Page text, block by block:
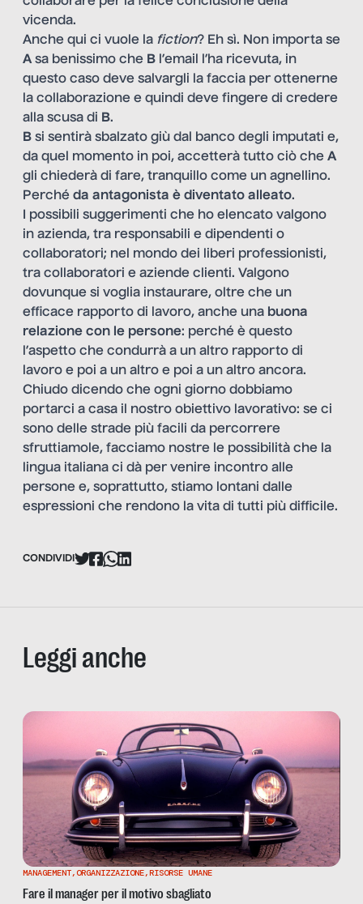
vicenda.
Anche qui ci vuole la fiction? Eh sì. Non importa se
A sa benissimo che B l’email l’ha ricevuta, in
questo caso deve salvargli la faccia per ottenerne
la collaborazione e quindi deve fingere di credere
alla scusa di B.
B si sentirà sbalzato giù dal banco degli imputati e,
da quel momento in poi, accetterà tutto ciò che A
gli chiederà di fare, tranquillo come un agnellino.
Perché da antagonista è diventato alleato.
I possibili suggerimenti che ho elencato valgono
in azienda, tra responsabili e dipendenti o
collaboratori; nel mondo dei liberi professionisti,
tra collaboratori e aziende clienti. Valgono
dovunque si voglia instaurare, oltre che un
efficace rapporto di lavoro, anche una buona
relazione con le persone: perché è questo
l’aspetto che condurrà a un altro rapporto di
lavoro e poi a un altro e poi a un altro ancora.
Chiudo dicendo che ogni giorno dobbiamo
portarci a casa il nostro obiettivo lavorativo: se ci
sono delle strade più facili da percorrere
sfruttiamole, facciamo nostre le possibilità che la
lingua italiana ci dà per venire incontro alle
persone e, soprattutto, stiamo lontani dalle
espressioni che rendono la vita di tutti più difficile.
CONDIVIDI
Leggi anche
MANAGEMENT,ORGANIZZAZIONE,RISORSE UMANE
Fare il manager per il motivo sbagliato